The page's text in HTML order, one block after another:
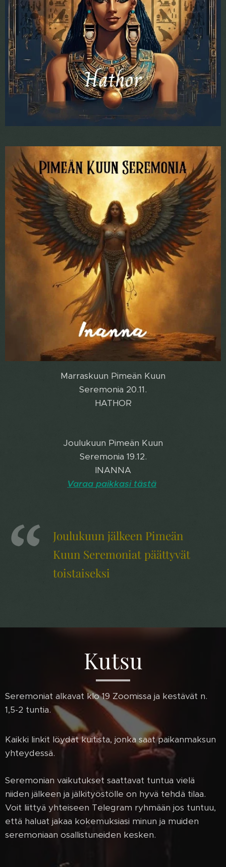
Marraskuun Pimeän Kuun
Seremonia 20.11.
HATHOR
Joulukuun Pimeän Kuun
Seremonia 19.12.
INANNA
Varaa paikkasi tästä
Joulukuun jälkeen Pimeän
Kuun Seremoniat päättyvät
toistaiseksi
Kutsu
Seremoniat alkavat klo 19 Zoomissa ja kestävät n.
1,5-2 tuntia.
Kaikki linkit löydät kuitista, jonka saat paikanmaksun
yhteydessä.
Seremonian vaikutukset saattavat tuntua vielä
niiden jälkeen ja jälkityöstölle on hyvä tehdä tilaa.
Voit liittyä yhteiseen Telegram ryhmään jos tuntuu,
että haluat jakaa kokemuksiasi minun ja muiden
seremoniaan osallistuneiden kesken.